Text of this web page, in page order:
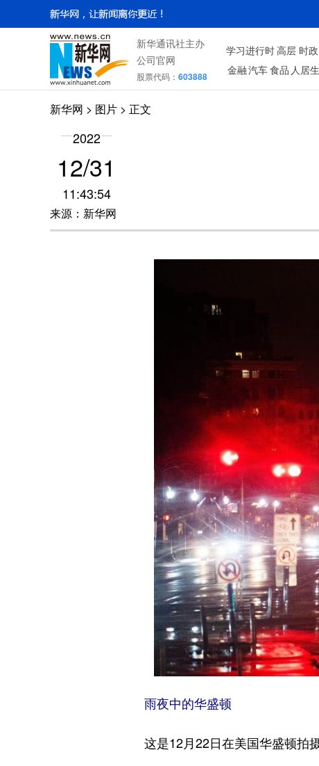
新华通讯社主办
公司官网
股票代码： 603888
学习进行时高层 时政
金融汽车食品 人居
新华网 > 图片 > 正文
2022
12/31
11:43:54
来源：新华网
雨夜中的华盛顿
这是12月22日在美国华盛顿拍摄